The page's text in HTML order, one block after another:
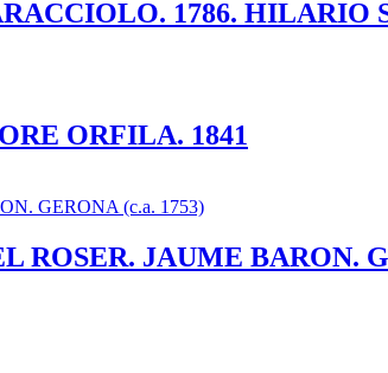
1786. HILARIO
ORFILA. 1841
ROSER. JAUME BARON.